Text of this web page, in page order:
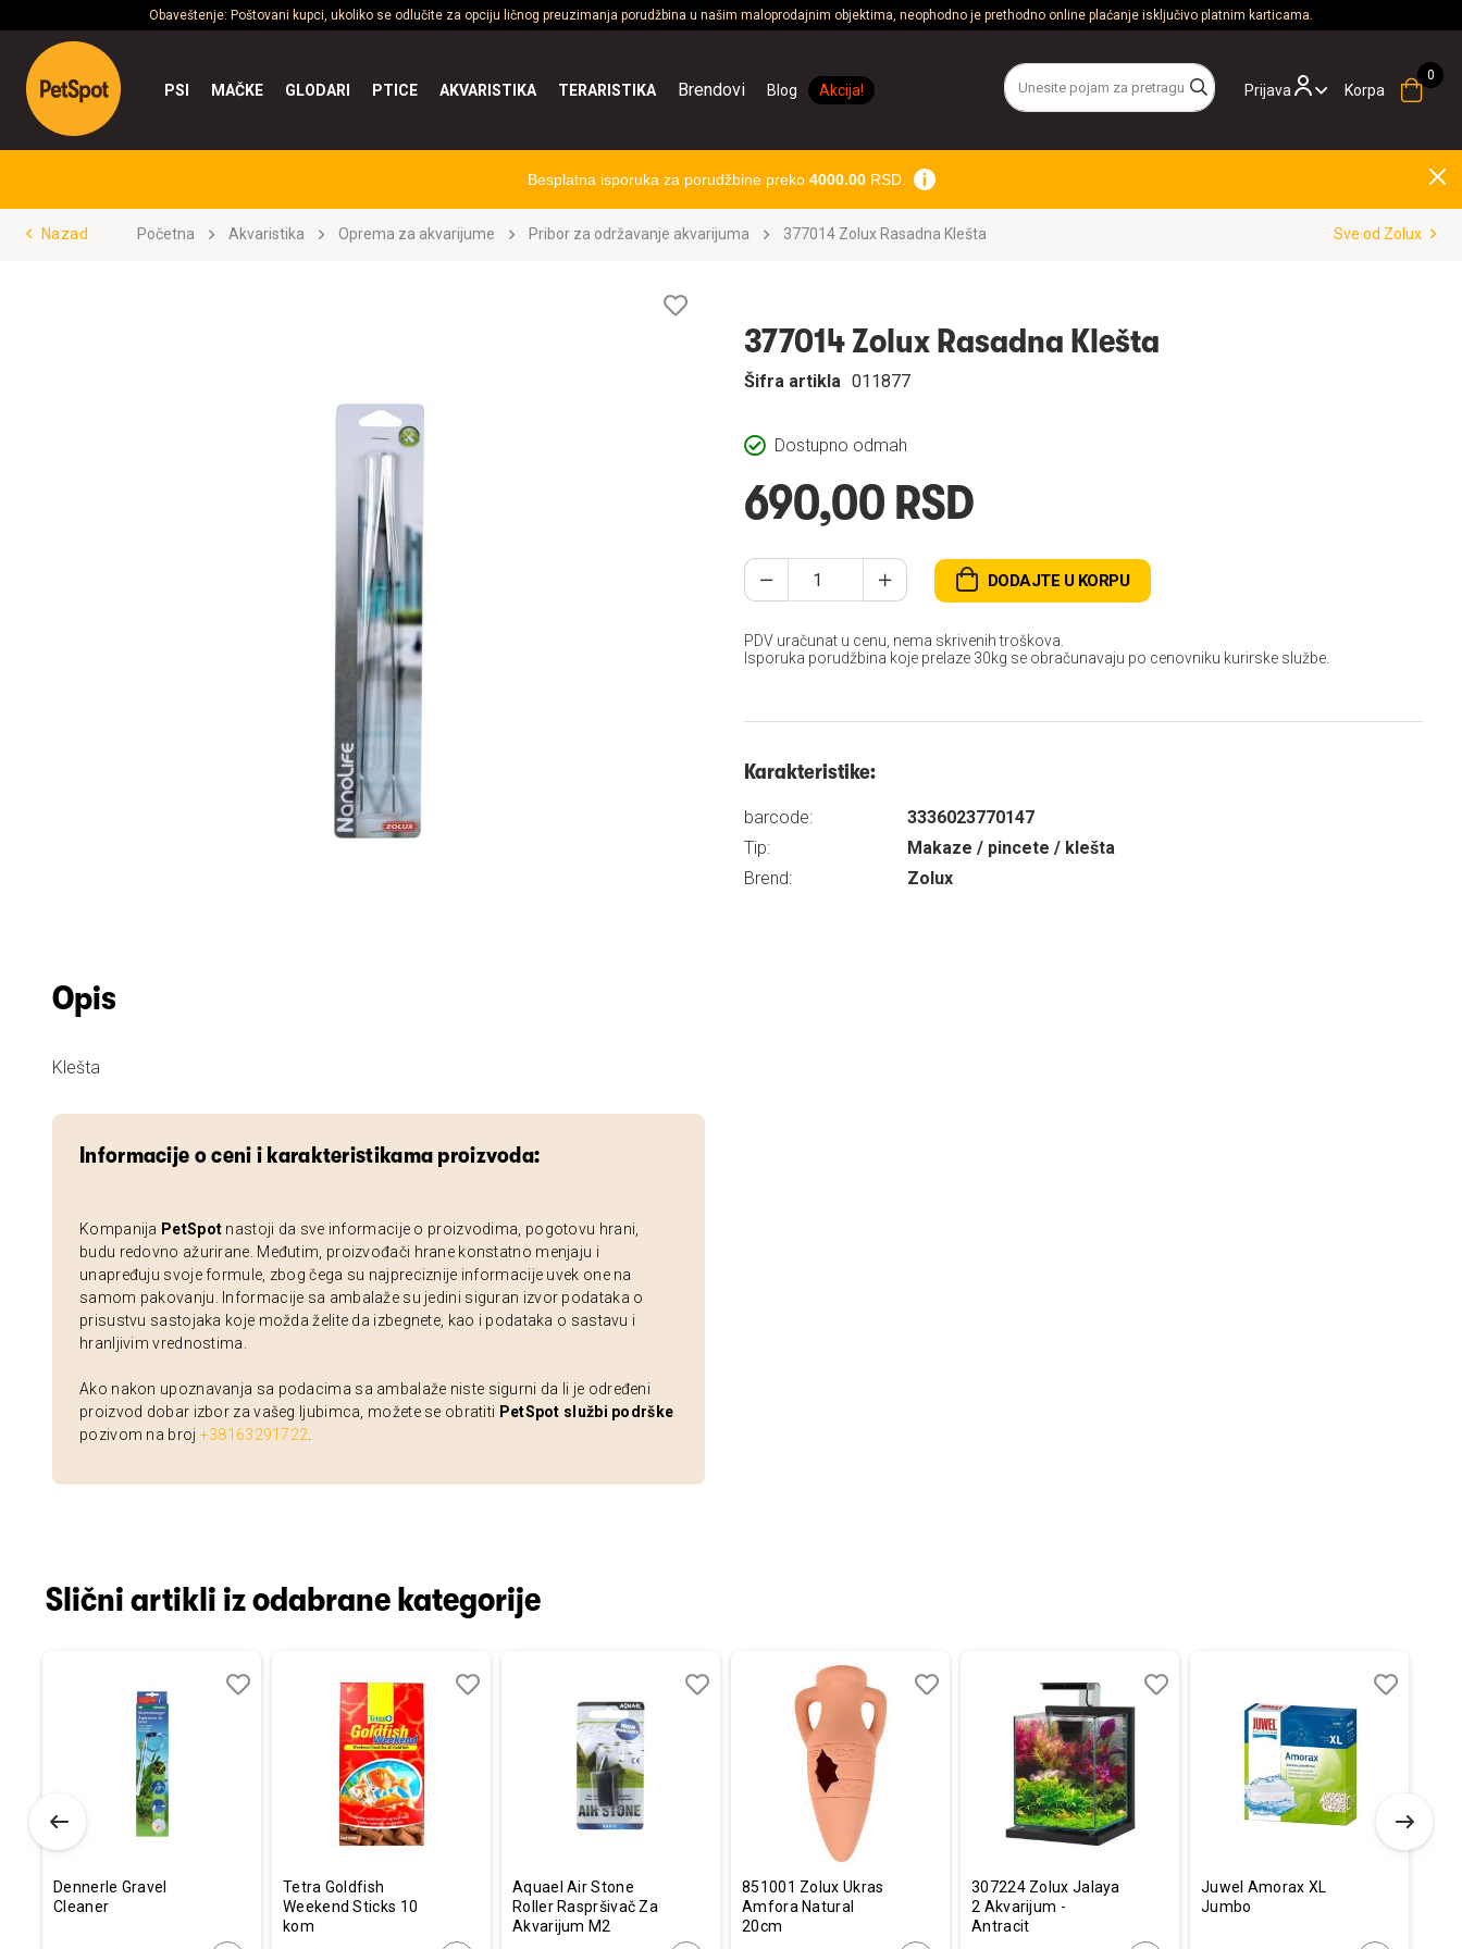
Obaveštenje: Poštovani kupci, ukoliko se odlučite za opciju ličnog preuzimanja porudžbina u našim maloprodajnim objektima, neophodno je prethodno online plaćanje isključivo platnim karticama.
Prijava
PSI MAČKE GLODARI PTICE AKVARISTIKA TERARISTIKA Brendovi Blog Akcija! Korpa
Besplatna isporuka za porudžbine preko 4000.00RSD.
Nazad Početna Akvaristika Oprema za akvarijume Pribor za održavanje akvarijuma 377014 Zolux Rasadna Klešta Sve od Zolux
Opis
Klešta
Informacije o ceni i karakteristikama proizvoda:
Kompanija PetSpot nastoji da sve informacije o proizvodima, pogotovu hrani,
budu redovno ažurirane. Međutim, proizvođači hrane konstatno menjaju i
unapređuju svoje formule, zbog čega su najpreciznije informacije uvek one na
samom pakovanju. Informacije sa ambalaže su jedini siguran izvor podataka o
prisustvu sastojaka koje možda želite da izbegnete, kao i podataka o sastavu i
hranljivim vrednostima.
Ako nakon upoznavanja sa podacima sa ambalaže niste sigurni da li je određeni
proizvod dobar izbor za vašeg ljubimca, možete se obratiti PetSpot službi podrške
pozivom na broj +38163291722
želja
377014 Zolux Rasadna Klešta
Dostupno odmah
Šifra artikla 011877
690,00 RSD
DODAJTE U KORPU
PDV uračunat u cenu, nema skrivenih troškova.
Isporuka porudžbina koje prelaze 30kg se obračunavaju po cenovniku kurirske službe.
Karakteristike:
barcode:
3336023770147
Tip:
Makaze / pincete / klešta
Brend:
Zolux
Slični artikli iz odabrane kategorije
Dennerle Gravel
Cleaner
Tetra Goldfish
Weekend Sticks 10
kom
Aquael Air Stone
Roller Raspršivač Za
Akvarijum M2
851001 Zolux Ukras
Amfora Natural
20cm
307224 Zolux Jalaya
2 Akvarijum -
Antracit
Juwel Amorax XL
Jumbo